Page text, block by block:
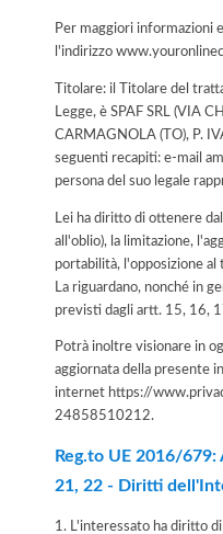
Per maggiori informazioni
l'indirizzo
Titolare: il Titolare del
Legge, è SPAF SRL (VIA
CARMAGNOLA (TO), P.
seguenti recapiti: e-mail
persona del suo legale
Lei ha diritto di ottenere
all'oblio), la limitazione,
portabilità, l'opposizione
La riguardano, nonché in
previsti dagli artt. 15, 16,
Potrà inoltre visionare in
aggiornata della presente
internet https://
24858510212.
Reg.to UE 2016/
21, 22 - Diritti
1. L'interessato ha diritto